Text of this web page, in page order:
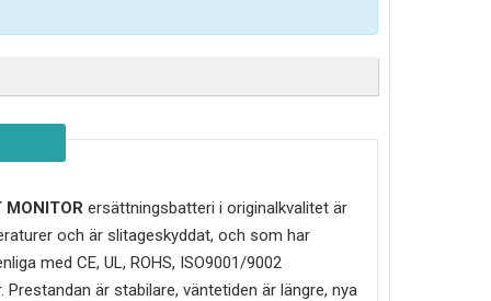
MONITOR ersättningsbatteri i originalkvalitet är
och är slitageskyddat, och som har
med CE, UL, ROHS, ISO9001/9002
är stabilare, väntetiden är längre, nya